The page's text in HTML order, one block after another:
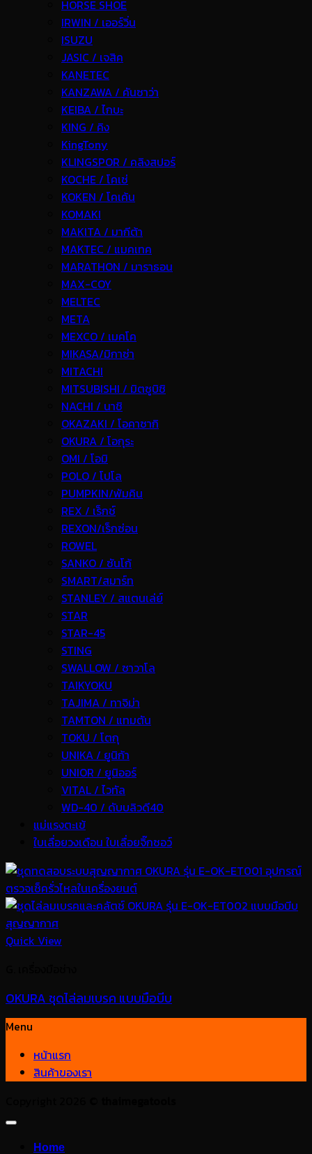
HORSE SHOE
IRWIN / เออร์วิ่น
ISUZU
JASIC / เจสิค
KANETEC
KANZAWA / คันซาว่า
KEIBA / ไกบะ
KING / คิง
KingTony
KLINGSPOR / คลิงสปอร์
KOCHE / โคเช่
KOKEN / โคเค้น
KOMAKI
MAKITA / มากีต้า
MAKTEC / แมคเทค
MARATHON / มาราธอน
MAX-COY
MELTEC
META
MEXCO / เมคโค
MIKASA/มิกาซ่า
MITACHI
MITSUBISHI / มิตซูบิชิ
NACHI / นาชิ
OKAZAKI / โอคาซากิ
OKURA / โอกุระ
OMI / โอมิ
POLO / โปโล
PUMPKIN/พัมคิน
REX / เร็กช์
REXON/เร็กซ่อน
ROWEL
SANKO / ซันโก้
SMART/สมาร์ท
STANLEY / สแตนเล่ย์
STAR
STAR-45
STING
SWALLOW / ซาวาโล
TAIKYOKU
TAJIMA / ทาจิม่า
TAMTON / แทมตัน
TOKU / โตกุ
UNIKA / ยูนิก้า
UNIOR / ยูนิออร์
VITAL / ไวทัล
WD-40 / ดับบลิวดี40
แม่แรงตะเข้
ใบเลื่อยวงเดือน ใบเลื่อยจิ๊กซอว์
Quick View
OKURA ชุดไล่ลมเบรค แบบมือบีบ
Menu
หน้าแรก
สินค้าของเรา
Home